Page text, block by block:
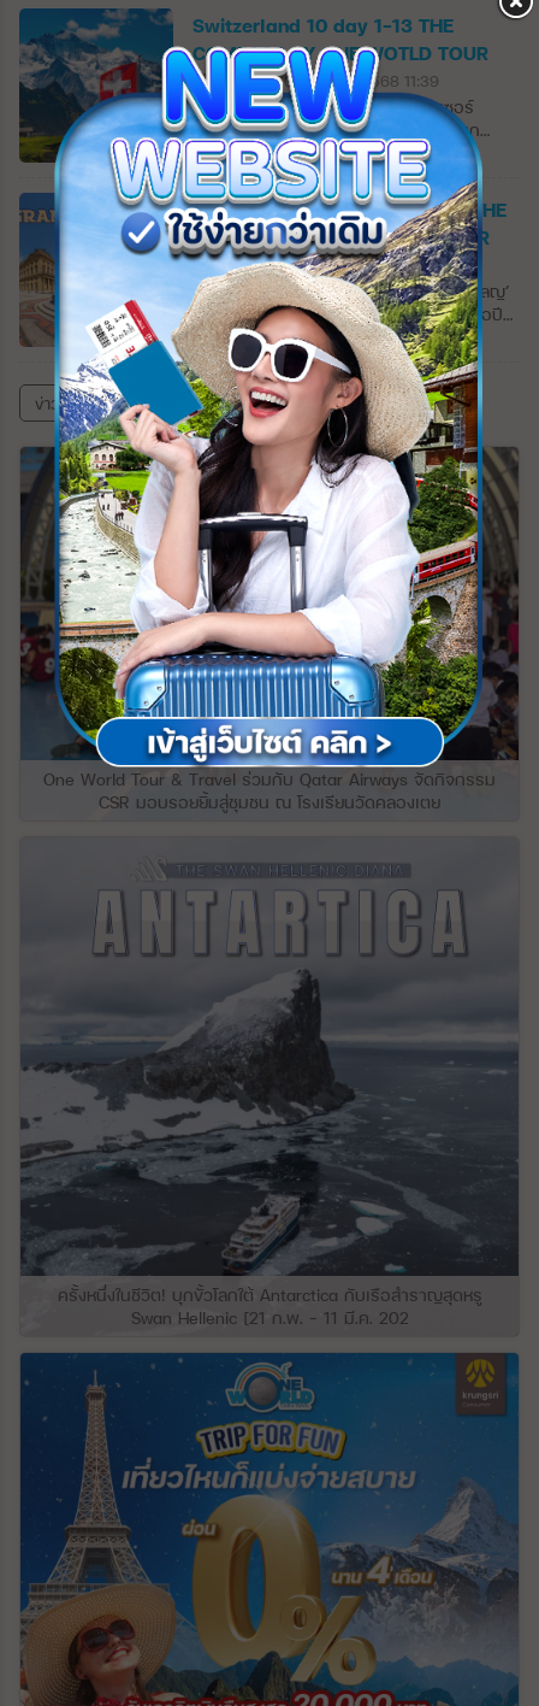
เทือกเขาคอเคซัส (Greater Caucasus) มี
อาณาเขตติดต่อกับรัสเซียทางเหนือและตะวัน
ออกเฉียงเหนือ ทางตะวันออกและตะวันออก
เฉียงใต้ติดอาเซอร์ไบจาน ทางใต้ติดอาร์เมเนีย
และตุรกี และทางตะวันตกติดทะเลดำ รากเหง้า
ของชาวจอร์เจียแผ่ขยายลึกลงไปใน
ประวัติศาสตร์ มรดกทางวัฒนธรรมของพวก
เขามีความเก่าแก่และมั่งคั่งเท่าเทียมกัน ในช่วง
ยุคกลาง อาณาจักรจอร์เจียอันทรงพลังได้
ดำรงอยู่ สูงถึงระดับสูงสุดระหว่างศตวรรษที่
10 ถึง 13 หลังจากการปกครองของตุรกีและ
เปอร์เซียมาเป็นเวลานาน จอร์เจียก็ถูกผนวก
โดยจักรวรรดิรัสเซียในศตวรรษที่ 19 จอร์เจีย
เป็นรัฐอิสระระหว่างปี 1918 ถึง 1921 เมื่อรวม
เข้ากับสหภาพโซเวียต ในปี 1963 จนกระทั่ง
การล่มสลายของสหภาพโซเวียต ในช่วงยุค
โซเวียต เศรษฐกิจจอร์เจียนมีความทันสมัยและ
มีความหลากหลาย จอร์เจียเป็นสาธารณรัฐที่มี
แนวคิดเรื่องเอกราชมากที่สุดแห่งหนึ่ง จอร์เจีย
ประกาศอำนาจอธิปไตยเมื่อวันที่ 19
พฤศจิกายน 1989 และได้รับเอกราชเมื่อวันที่ 9
เมษายน 1991 ทศวรรษ 1990 เป็นช่วงเวลา
ของความไม่มั่นคงและความไม่สงบในจอร์เจีย
เนื่องจากรัฐบาลหลังประกาศอิสรภาพชุดแรก
ถูกโค่นล้ม และขบวนการแบ่งแยกดินแดนได้เกิด
ขึ้นในเซาท์ออสซีเชียและอับคาเซีย (South
Ossetia and Abkhazia) ภูมิประเทศของ
จอร์เจียส่วนใหญ่เป็นภูเขา และมากกว่าหนึ่งใน
สามปกคลุมด้วยป่าไม้ จอร์เจียมีภูมิประเทศ
หลากหลายที่น่าทึ่ง ตั้งแต่ชายฝั่งทะเลดำกึ่งเขต
ร้อน ไปจนถึงน้ำแข็งและหิมะที่แนวยอดของ
เทือกเขาคอเคซัส ความแตกต่างดังกล่าวทำให้
พื้นที่ค่อนข้างเล็กของประเทศมีความน่าสนใจ
มากยิ่งขึ้น ภูมิประเทศที่เป็นภูเขาของจอร์เจีย
อาจแบ่งออกเป็นสามแบบ ทั้งหมดทอดยาวจาก
ทิศตะวันออกไปยังทิศตะวันตก ทางทิศเหนือ
เคซัส ซึ่งประกอบด้วยแนวเทือกเขาขนานและ
แนวขวางที่พุ่งสูงขึ้นไปทางทิศตะวันออก และ
มักจะคั่นด้วยโตรกธารและป่าลึก ยอดเขาที่
งดงามตระการตา ได้แก่ ยอดเขา Shkhara ซึ่ง
สูง 16,627 ฟุต (5,068 เมตร) เป็นจุดที่สูงที่สุด
ในจอร์เจีย และ Mounts Rustaveli, Tetnuld
และ Ushba ซึ่งทั้งหมดสูงกว่า 15,000 ฟุต
ปล่องของภูเขาไฟ Mkinvari (Kazbek) ที่ดับ
แล้วอยู่เหนือเทือกเขา Bokovoy ทางตอนเหนือ
สุดจากความสูง 16,512 ฟุต แนวยอดเขาที่
สำคัญจำนวนหนึ่งขยายออกไปทางทิศใต้จาก
ระยะกลาง รวมถึงของยอดเขา Lomis และ
Kartli (Kartalinian) ที่ตั้งฉากกับแนวเทือกเขา
คอเคเซียน จากแนวชายฝั่งที่ปกคลุมด้วยน้ำ
แข็งของพื้นที่สูงและสวยงามเหล่านี้ประกอบ
ด้วยลำธารและแม่น้ำหลายสายไหลผ่าน ความ
ลาดชันทางตอนใต้ของเทือกเขาเกรทเทอร์คอ
เคซัส ประกอบด้วยที่ราบลุ่มภาคกลางที่เกิดขึ้น
จากความกดอากาศต่ำทางโครงสร้างขนาด
ใหญ่ ที่ราบโกลคิดาใกล้ชายฝั่งทะเลดำถูก
ปกคลุมด้วยชั้นหนาของตะกอนที่เกิดจากแม่น้ำ
สำคัญของจอร์เจียตะวันตก ได้แก่ แม่น้ำ
Inguri, Rioni และ Kodori ซึ่งไหลลงมาจาก
เทือกเขาเกรทเทอร์คอเคซัส ซึ่งไหลผ่านพื้นที่
กว้างสู่ทะเล ภูมิภาคนี้จึงมีความสำคัญอย่างยิ่ง
ผ่านการเพาะปลูกพืชกึ่งเขตร้อนและพืชเชิง
พาณิชย์อื่นๆ ทางด้านทิศตะวันออก มีเทือกเขา
Meskhet และ Likh ซึ่งเชื่อมระหว่างเทือกเขา
คอเคซัสและที่ราบสูงคอเคซัส (Greater and
Lesser Caucasus) ระะหว่างแอ่งของทะเลดำ
และทะเลแคสเปียน ในจอร์เจียตอนกลาง
ระหว่างเมือง Khashuri และ Mtsʿkhetʿa
(เมืองหลวงโบราณ) เป็นที่ราบสูงชั้นในที่เรียก
ว่าที่ราบ Kartli (Kartalinian) ล้อมรอบด้วย
ภูเขาทางทิศเหนือ ทิศใต้ ทิศตะวันออก และทิศ
ตะวันตก ที่ปกคลุมไปด้วยตะกอนดินเหลืองเป็น
เราสามารถเห็นแสงอาทิตย์ได้ 24 ชั่วโมง และจะ
ออกมาจากขอบฟ้าเพื่อมาทักทายกับผู้คนแค่
ไม่กี่ชั่วโมงในฤดูหนาว ไอซ์แลนด์ตั้งอยู่ใน
มหาสมุทรแอตแลนติกเหนือก่อตั้งขึ้นเมื่อ
1,000 ปีก่อนในช่วงยุคแห่งการสำรวจและตั้ง
ถิ่นฐานของพวกไวกิ้ง เป็นดินแดนที่มีความ
แตกต่างอย่างชัดเจนของสภาพภูมิอากาศ
ภูมิศาสตร์และวัฒนธรรม ธารน้ำแข็งที่ใหญ่
ที่สุดในยุโรปส่องประกายระยิบระยับอย่าง
Vatna Glacier (Vatnajökull) ที่พาดผ่าน
เทือกเขาที่สวยงาม น้ำพุร้อนที่อุดมสมบูรณ์ให้
ความอบอุ่นแก่บ้านเรือน และกระแสน้ำนอก
ชายฝั่งกัลฟ์สตรีมให้สภาพอากาศที่อบอุ่นให้กับ
ผู้คนอาศัยอยู่ทางตอนเหนือสุดของโลก
ภูเขาไฟอีกประะมาณ 130 แห่งซึ่งส่งผลโดยตรง
ต่อลักษณะที่เปลี่ยนแปลงตลอดเวลาของสภาพ
แวดล้อมทางธรรมชาติ ไอซ์แลนด์ยังเป็นที่ตั้ง
ของหลุมอุกกาบาตหลายแห่ง โดยเฉพาะในเขต
ภูเขาไฟตะวันตกที่บางแห่งได้กลายเป็นแหล่ง
ท่องเที่ยวยอดนิยมของนักเดินทางจากทั่วทุก
มุมโลกในปี 2010 การปะทุเล็กน้อยที่ภูเขาไฟ
‘เอยาฟยาตลาเยอคุตล์’ (Eyjafjallajökull) ทำให้
การเดินทางทางอากาศทั่วยุโรปและ
อเมริกาเหนือหยุดชะงักเนื่องจากเถ้าภูเขาไฟ
จำนวนมากที่พ่นออกมาเป็นเวลาถึงหกวัน
Switzerland 10 day 1-13 THE
COMPASS BY ONE WOTLD TOUR
Updated : 01 ธันวาคม 2568 11:39
Switzerland 10 วัน #1?? ️“สวิตเซอร์
แลนด์” ประเทศเล็กๆ ในทวีปยุโรปตะวันตก
พื้นที่ส่วนใหญ่ของประเทศนั้นอยู่บนเทือกเขาแอ
ลป์ เทือกเขาที่ใหญ่สุดของทวีปยุโรปที่มีความ
หลากหลายทางภูมิประเทศ ทั้งยอดเขาสูง ทุ่ง
หญ้า น้ำตก “การ์เซีย” “Glacier” หรือธารน้ำ
แข็งที่แทรกตัวอยู่ตามภูเขาสูง รวมทั้งหมู่บ้าน
ชนบทที่กระจายตัวอยู่ทั่วไปตามเนินเขา ผู้คนที่
เป็นมิตร การเดินทางที่สะดวกสบาย ไม่แปลกใจ
เลยที่นักเดินทางหลายคนต่างตกหลุมรัก
ประเทศนี้… เราเริ่มต้นเที่ยวรายการนี้จากเมือง
ทิราโน่ ซึ่งตั้งอยู่ทางตอนเหนือทางของแคว้น
ลอมบาร์เดีย ประเทศอิตาลี ที่เวลาเพียงเล็ก
น้อยเพียงพอสำหรับการเดินเล่น เมืองเล็กๆ ที่
เงียบสงบแห่งนี้มีแม่น้ำแอดด้าสายน้อยไหลผ่าน
กลางเมืองเป็นที่ตั้งของวิหารพระแม่มารี วิหาร
สไตล์เรอเนสซองส์ที่สร้างในปี 1505 ซึ่งเป็น
ศาสนสถานที่สำคัญของเมือง…ทิราโน่อาจจะ
ไม่มีอะไรที่โดดเด่น แต่ทิราโน่คือจุดเริ่มต้นของ
เส้นทางรถไฟที่งดงามที่สุดแห่งหนึ่งในยุโรปนั่น
คือรถไฟสาย “Bernina Express” ที่เราจะนั่ง
เพื่อเดินทางข้ามเทือกเขาอัลไพน์สู่ประเทศ
สวิสเซอร์แลนด์กันครับ
GRAND GERMANY 11 DAY 1-18 THE
COMPASS BY ONE WORLD TOUR
Updated : 01 ธันวาคม 2568 11:35
Grand Germany 11 วัน 16 เมือง ‘โคโลญ’
เมืองใหญ่ที่สุดที่อยู่ริมฝั่งแม่น้ำไรน์ สร้างเมื่อปี
51 ในสมัยจักรพรรดิ์เคลาดิอุสแห่งอาณาจักร
โรมัน โคโลญก็ไม่ต่างจากเมืองอื่นๆในเยอรมันที่
โดนผลกระทบจากสงครามโลกครั้งที่ 2 อาคาร
สิ่งก่อสร้างต่างๆได้รับความเสียหายทั้งเมือง มี
เพียง ’มหาวิหารโคโลญ’ ที่ยังตั้งเด่นเป็นสง่า
ท่ามกลางกองซากปรักหักพังของอาคารบ้าน
เรือน วิหารคาธอลิกแห่งนี้ใช้เวลาก่อสร้างถึง
632 ปี (1248-1880) ในแบบสถาปัตยกรรมกอ
ธิค และได้รับการขึ้นทะเบียนเป็นมรดกโลกทาง
วัฒนธรรมในปี 1996 อีกหนึ่งกิจกรรมที่ไม่ควร
พลาดเมื่อมาเที่ยวเยอรมันคือการล่องเรือชม
บรรยากาศของแม่น้ำไรน์…เราเริ่มล่องเรือจาก
เมืองเล็กๆ ที่ชื่อ ‘เซนต์กอร์’ สู่เมือง ‘บ๊อบพาร์
ด’ ผ่านหมู่บ้าน และไร่องุ่นที่เรียงรายอยู่ทั้งสอง
ฝั่ง ต้นแม่น้ำสายนี้มาจากไหลมาจากเทือกเขา
แอลป์ผ่านหลายประเทศในยุโรป ช่วงที่ไหลผ่าน
เข้ามาในประเทศเยอรมันถือว่าเป็นช่วงที่มี
ความยาวมากที่สุด แม่น้ำไรน์ได้รับการยกย่อง
เป็นแม่น้ำที มีความสําคัญในยุโรมาตั้งแต่สมัย
จักรวรรดิโรมันในเรื่องของการขนส่งสินค้า
และยังเป็นยุทธศาสตร์สำคัญในการทำสงคราม
ซึ่งเราจะเห็นได้จากการที่มีป้อมปราการและ
ไรน์ให้เราได้เห็นตลอดในระหว่างล่อง
เรือ#Covid19จบเราจะไปเที่ยวกัน
ข่าวสารและบทความทั้งหมด
One World Tour & Travel ร่วมกับ Qatar Airways จัดกิจกรรม
CSR มอบรอยยิ้มสู่ชุมชน ณ โรงเรียนวัดคลองเตย
ครั้งหนึ่งในชีวิต! บุกขั้วโลกใต้ Antarctica กับเรือสำราญสุดหรู
Swan Hellenic [21 ก.พ. – 11 มี.ค. 202